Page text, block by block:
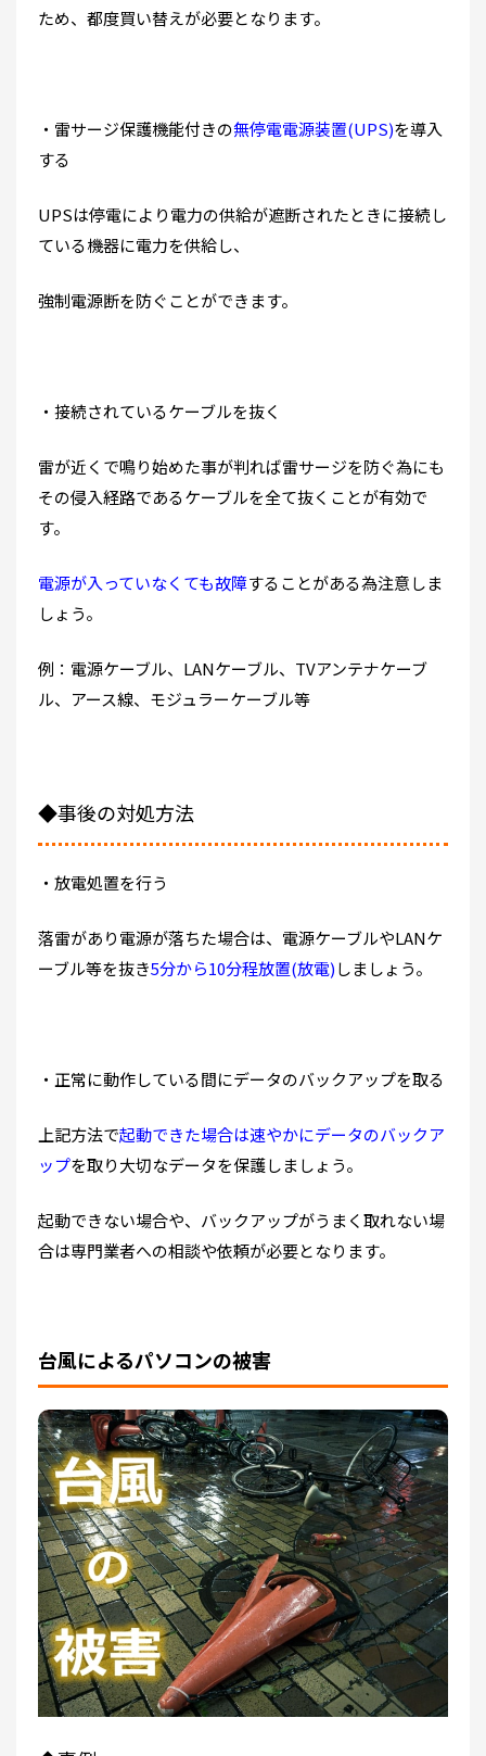
ため、都度買い替えが必要となります。
・雷サージ保護機能付きの無停電電源装置(UPS)を導入
する
UPSは停電により電力の供給が遮断されたときに接続し
ている機器に電力を供給し、
強制電源断を防ぐことができます。
・接続されているケーブルを抜く
雷が近くで鳴り始めた事が判れば雷サージを防ぐ為にも
その侵入経路であるケーブルを全て抜くことが有効で
す。
電源が入っていなくても故障することがある為注意しま
しょう。
例：電源ケーブル、LANケーブル、TVアンテナケーブ
ル、アース線、モジュラーケーブル等
◆事後の対処方法
・放電処置を行う
落雷があり電源が落ちた場合は、電源ケーブルやLANケ
ーブル等を抜き5分から10分程放置(放電)しましょう。
・正常に動作している間にデータのバックアップを取る
上記方法で起動できた場合は速やかにデータのバックア
ップを取り大切なデータを保護しましょう。
起動できない場合や、バックアップがうまく取れない場
合は専門業者への相談や依頼が必要となります。
台風によるパソコンの被害